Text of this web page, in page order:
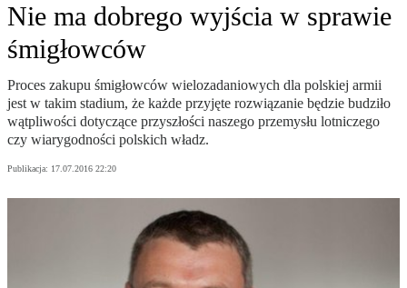
Nie ma dobrego wyjścia w sprawie
śmigłowców
Proces zakupu śmigłowców wielozadaniowych dla polskiej armii
jest w takim stadium, że każde przyjęte rozwiązanie będzie budziło
wątpliwości dotyczące przyszłości naszego przemysłu lotniczego
czy wiarygodności polskich władz.
Publikacja: 17.07.2016 22:20